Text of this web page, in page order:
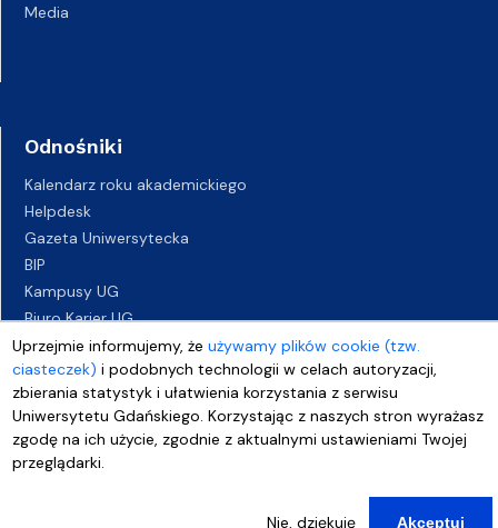
Uprzejmie informujemy, żeużywamy plików cookie (tzw.
ciasteczek) i podobnych technologii w celach autoryzacji,
zbierania statystyk i ułatwienia korzystania z serwisu
Uniwersytetu Gdańskiego. Korzystając z naszych stron wyrażasz
zgodę na ich użycie, zgodnie z aktualnymi ustawieniami Twojej
przeglądarki.
Nie, dziękuję Akceptuj
Media
Odnośniki
Kalendarz roku akademickiego
Helpdesk
Gazeta Uniwersytecka
BIP
Kampusy UG
Biuro Karier UG
Oferty pracy
Deklaracja dostępności